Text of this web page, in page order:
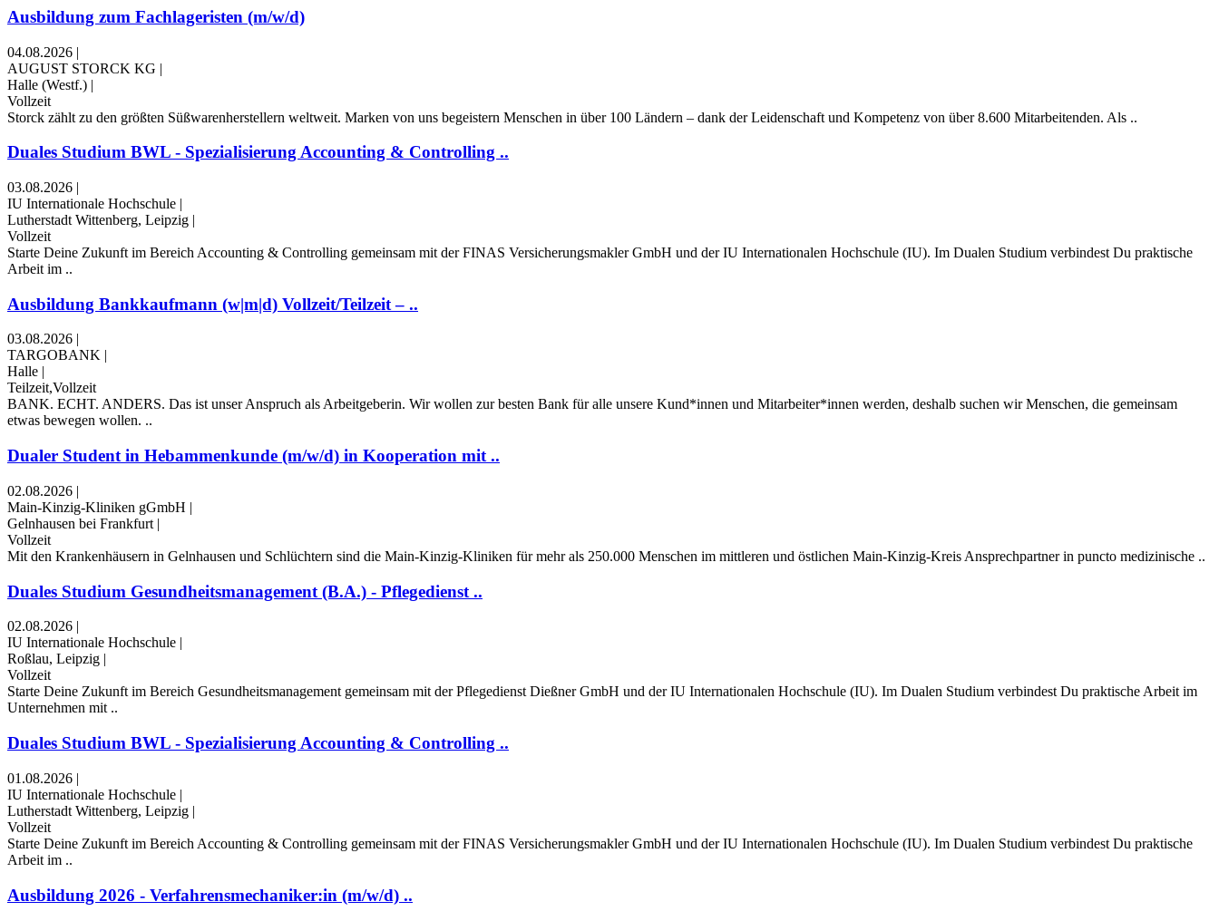
Ausbildung zum Fachlageristen (m/w/d)
04.08.2026 |
AUGUST STORCK KG |
Halle (Westf.) |
Vollzeit
Storck zählt zu den größten Süßwarenherstellern weltweit. Marken von uns begeistern Menschen in über 100 Ländern – dank der Leidenschaft und Kompetenz von über 8.600 Mitarbeitenden. Als ..
Duales Studium BWL - Spezialisierung Accounting & Controlling ..
03.08.2026 |
IU Internationale Hochschule |
Lutherstadt Wittenberg, Leipzig |
Vollzeit
Starte Deine Zukunft im Bereich Accounting & Controlling gemeinsam mit der FINAS Versicherungsmakler GmbH und der IU Internationalen Hochschule (IU). Im Dualen Studium verbindest Du praktische
Arbeit im ..
Ausbildung Bankkaufmann (w|m|d) Vollzeit/Teilzeit – ..
03.08.2026
TARGOBANK
Halle
Teilzeit,Vollzeit
BANK. ECHT. ANDERS. Das ist unser Anspruch als Arbeitgeberin. Wir wollen zur besten Bank für alle unsere Kund*innen und Mitarbeiter*innen werden, deshalb suchen wir Menschen, die gemeinsam
etwas bewegen wollen. ..
Dualer Student in Hebammenkunde (m/w/d) in Kooperation mit ..
02.08.2026 |
Main-Kinzig-Kliniken gGmbH |
Gelnhausen bei Frankfurt |
Vollzeit
Mit den Krankenhäusern in Gelnhausen und Schlüchtern sind die Main-Kinzig-Kliniken für mehr als 250.000 Menschen im mittleren und östlichen Main-Kinzig-Kreis Ansprechpartner in puncto medizinische ..
Duales Studium Gesundheitsmanagement (B.A.) - Pflegedienst ..
02.08.2026 |
IU Internationale Hochschule |
Roßlau, Leipzig |
Vollzeit
Starte Deine Zukunft im Bereich Gesundheitsmanagement gemeinsam mit der Pflegedienst Dießner GmbH und der IU Internationalen Hochschule (IU). Im Dualen Studium verbindest Du praktische Arbeit im
Unternehmen mit ..
Duales Studium BWL - Spezialisierung Accounting & Controlling ..
01.08.2026 |
IU Internationale Hochschule |
Lutherstadt Wittenberg, Leipzig |
Vollzeit
Starte Deine Zukunft im Bereich Accounting & Controlling gemeinsam mit der FINAS Versicherungsmakler GmbH und der IU Internationalen Hochschule (IU). Im Dualen Studium verbindest Du praktische
Arbeit im ..
Ausbildung 2026 - Verfahrensmechaniker:in (m/w/d) ..